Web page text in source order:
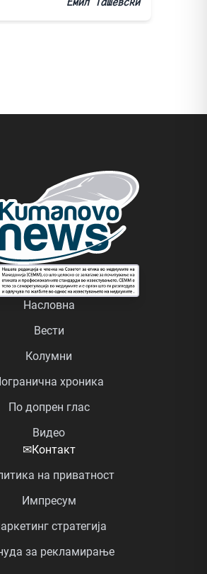
Насловна
Вести
Колумни
хроника
По допрен глас
Видео
✉Контакт
на приватност
Импресум
стратегија
за рекламирање